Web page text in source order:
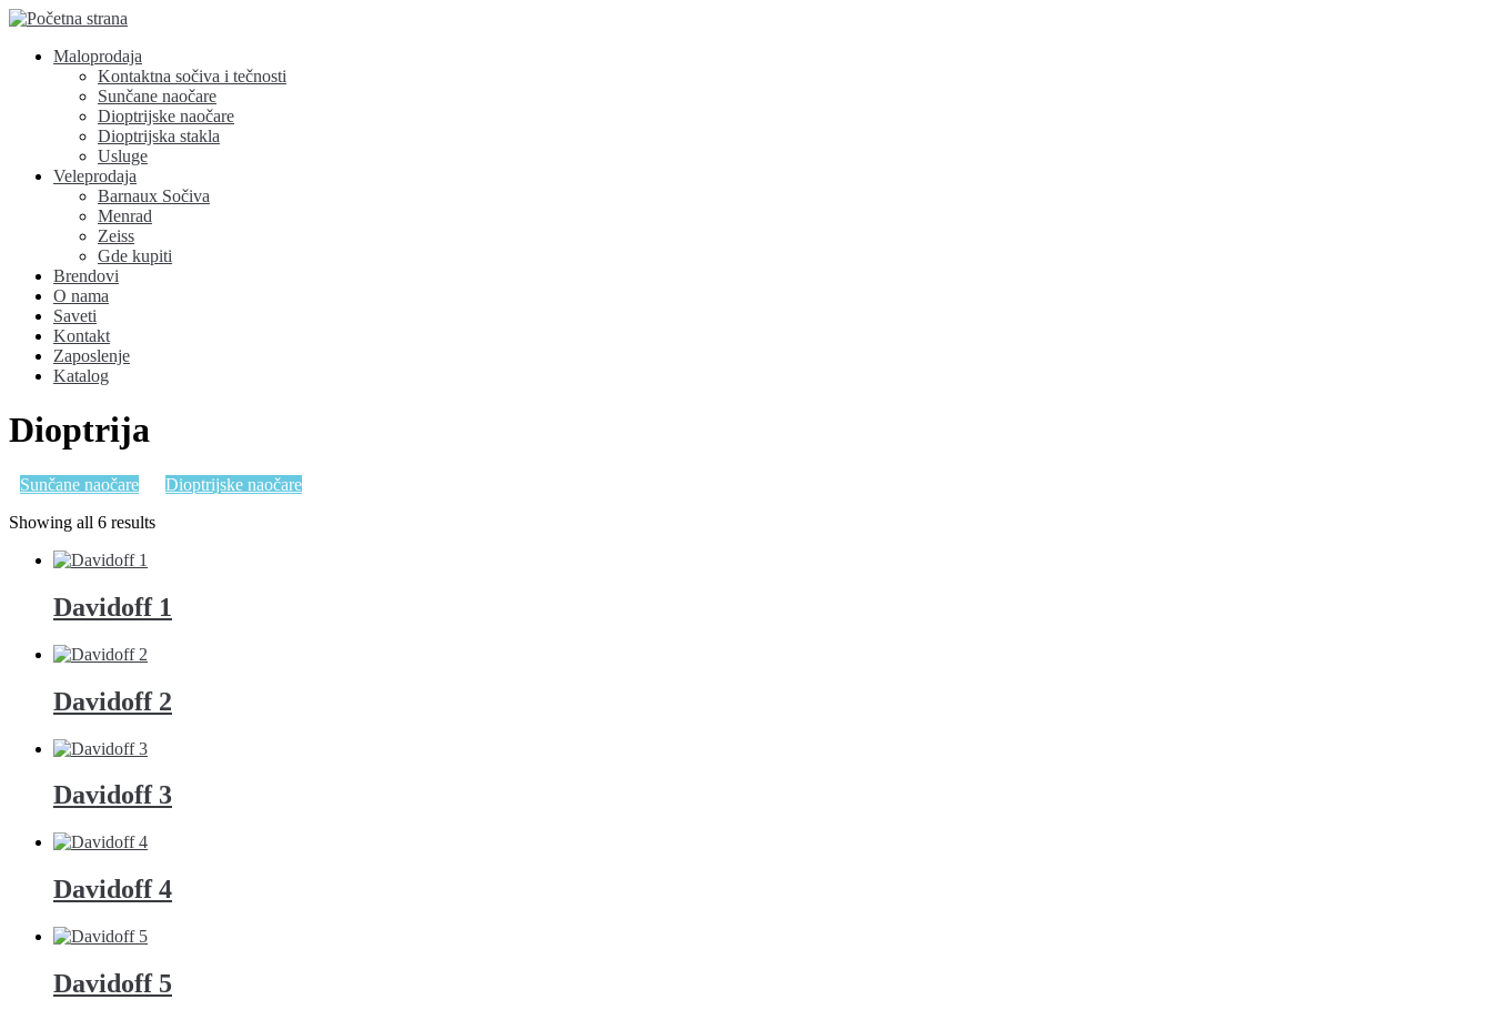
Maloprodaja
Kontaktna sočiva i tečnosti
Sunčane naočare
Dioptrijske naočare
Dioptrijska stakla
Usluge
Veleprodaja
Barnaux Sočiva
Menrad
Zeiss
Gde kupiti
Brendovi
O nama
Saveti
Kontakt
Zaposlenje
Katalog
Dioptrija
Sunčane naočare
Dioptrijske naočare
Showing all 6 results
Davidoff 1
Davidoff 2
Davidoff 3
Davidoff 4
Davidoff 5